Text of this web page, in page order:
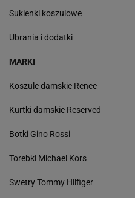
Sukienki koszulowe
Ubrania i dodatki
MARKI
Koszule damskie Renee
Kurtki damskie Reserved
Botki Gino Rossi
Torebki Michael Kors
Swetry Tommy Hilfiger